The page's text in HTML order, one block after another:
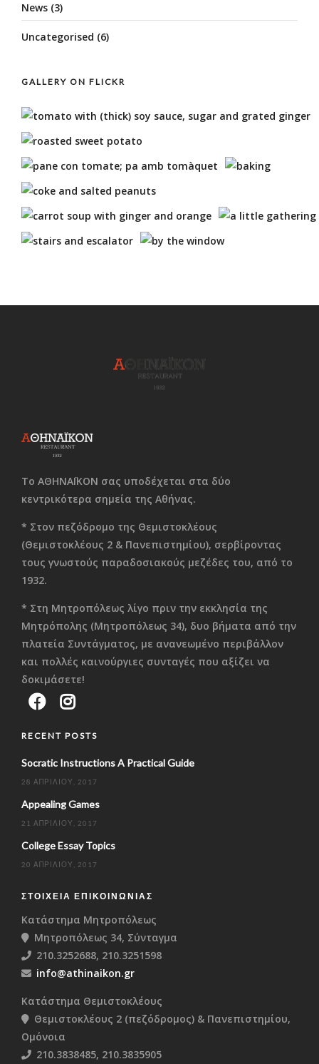
News (3)
Uncategorised (6)
GALLERY ON FLICKR
Το ΑΘΗΝΑΪΚΟΝ σας υποδέχεται στα δύο
κεντρικότερα σημεία της Αθήνας.
* Στον πεζόδρομο της Θεμιστοκλέους
(Θεμιστοκλέους 2 & Πανεπιστημίου), σερβίροντας
τους γνωστούς παραδοσιακούς μεζέδες του, από το
1932.
* Στη Μητροπόλεως λίγο πριν την εκκλησία της
Μητρόπολης (Μητροπόλεως 34), δυο βήματα από την
πλατεία Συντάγματος, με ανανεωμένο περιβάλλον
και πολλές καινούργιες συνταγές που αξίζει να
δοκιμάσετε!
RECENT POSTS
Socratic Instructions A Practical Guide
28 ΑΠΡΙΛΊΟΥ, 2017
Appealing Games
21 ΑΠΡΙΛΊΟΥ, 2017
College Essay Topics
20 ΑΠΡΙΛΊΟΥ, 2017
ΣΤΟΙΧΕΊΑ ΕΠΙΚΟΙΝΩΝΊΑΣ
Κατάστημα Μητροπόλεως
Μητροπόλεως 34, Σύνταγμα
210.3252688, 210.3251598
info@athinaikon.gr
Κατάστημα Θεμιστοκλέους
Θεμιστοκλέους 2 (πεζόδρομος) & Πανεπιστημίου,
Ομόνοια
210.3838485, 210.3835905